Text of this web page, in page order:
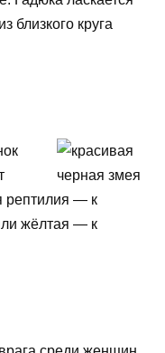
близкого круга
рептилия — к
жёлтая — к